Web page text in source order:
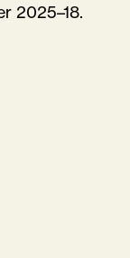
2025–18.